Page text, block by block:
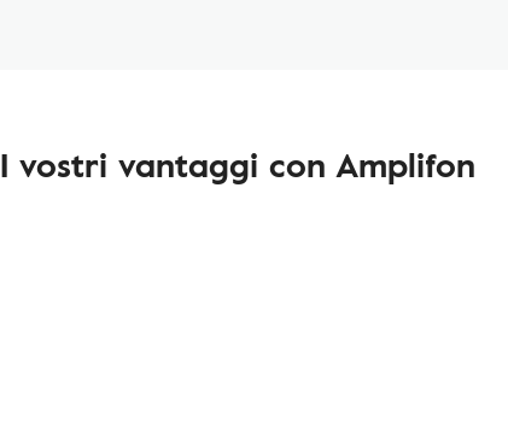
I vostri vantaggi con Amplifon